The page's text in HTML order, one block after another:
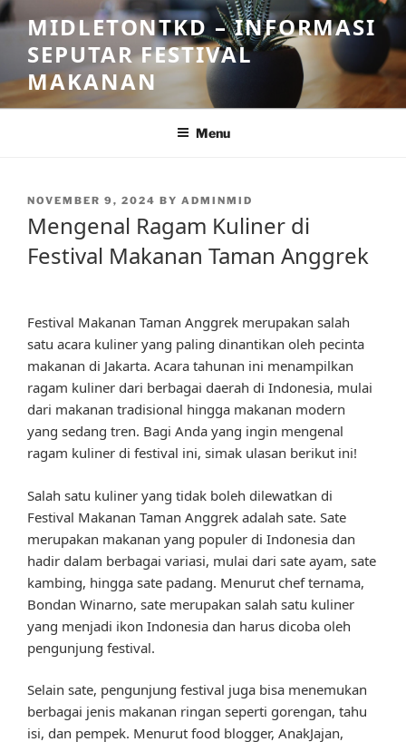
Skip
to
content
MIDLETONTKD – INFORMASI
SEPUTAR FESTIVAL
MAKANAN
Menu
POSTED
NOVEMBER 9, 2024 BY ADMINMID
Mengenal Ragam Kuliner di
Festival Makanan Taman Anggrek
Festival Makanan Taman Anggrek merupakan salah
satu acara kuliner yang paling dinantikan oleh pecinta
makanan di Jakarta. Acara tahunan ini menampilkan
ragam kuliner dari berbagai daerah di Indonesia, mulai
dari makanan tradisional hingga makanan modern
yang sedang tren. Bagi Anda yang ingin mengenal
ragam kuliner di festival ini, simak ulasan berikut ini!
Salah satu kuliner yang tidak boleh dilewatkan di
Festival Makanan Taman Anggrek adalah sate. Sate
merupakan makanan yang populer di Indonesia dan
hadir dalam berbagai variasi, mulai dari sate ayam, sate
kambing, hingga sate padang. Menurut chef ternama,
Bondan Winarno, sate merupakan salah satu kuliner
yang menjadi ikon Indonesia dan harus dicoba oleh
pengunjung festival.
Selain sate, pengunjung festival juga bisa menemukan
berbagai jenis makanan ringan seperti gorengan, tahu
isi, dan pempek. Menurut food blogger, AnakJajan,